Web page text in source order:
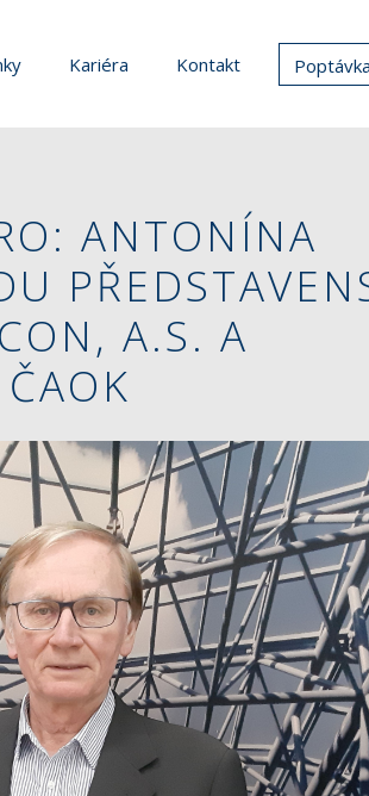
Kariéra Kontakt Poptávka
ANTONÍNA
A.S. A